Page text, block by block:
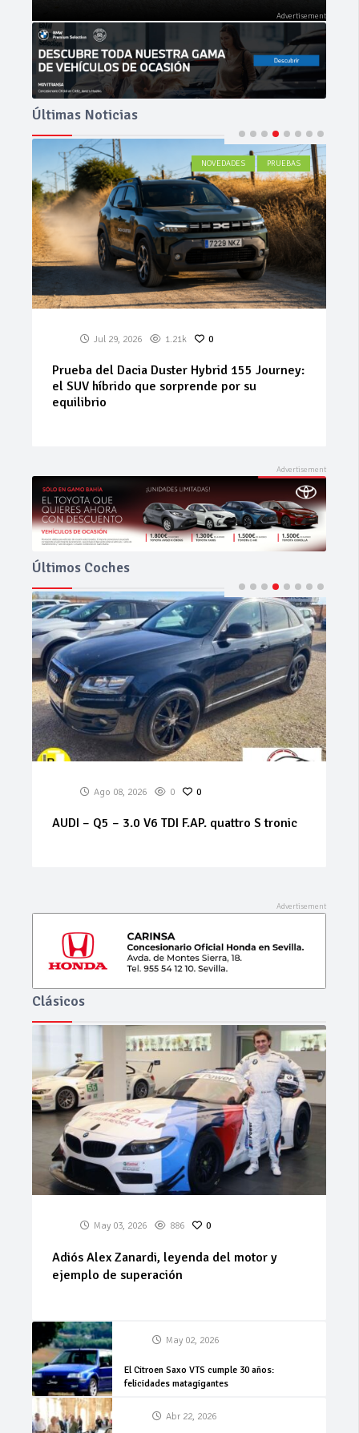
Últimas Noticias
ACTUALIDAD
Jul 27, 2026 579 0
Neumáticos de ocasión: la alternativa
inteligente para ahorrar sin renunciar a la
seguridad
Últimos Coches
Ago 08, 2026 0 0
ALFA ROMEO – 159 – 1.9 JTS 16V Distinctive
Clásicos
May 03, 2026 886 0
Adiós Alex Zanardi, leyenda del motor y
ejemplo de superación
May 02, 2026
El Citroen Saxo VTS cumple 30 años:
felicidades matagigantes
Abr 22, 2026